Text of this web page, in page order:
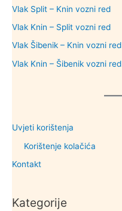
Vlak Split – Knin vozni red
Vlak Knin – Split vozni red
Vlak Šibenik – Knin vozni red
Vlak Knin – Šibenik vozni red
Uvjeti korištenja
Korištenje kolačića
Kontakt
Kategorije